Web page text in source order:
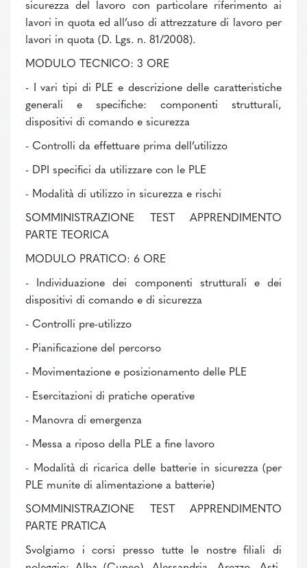
sicurezza del lavoro con particolare riferimento ai
lavori in quota ed all’uso di attrezzature di lavoro per
lavori in quota (D. Lgs. n. 81/2008).
MODULO TECNICO: 3 ORE
- I vari tipi di PLE e descrizione delle caratteristiche
generali e specifiche: componenti strutturali,
dispositivi di comando e sicurezza
- Controlli da effettuare prima dell’utilizzo
- DPI specifici da utilizzare con le PLE
- Modalità di utilizzo in sicurezza e rischi
SOMMINISTRAZIONE TEST APPRENDIMENTO
PARTE TEORICA
MODULO PRATICO: 6 ORE
- Individuazione dei componenti strutturali e dei
dispositivi di comando e di sicurezza
- Controlli pre-utilizzo
- Pianificazione del percorso
- Movimentazione e posizionamento delle PLE
- Esercitazioni di pratiche operative
- Manovra di emergenza
- Messa a riposo della PLE a fine lavoro
- Modalità di ricarica delle batterie in sicurezza (per
PLE munite di alimentazione a batterie)
SOMMINISTRAZIONE TEST APPRENDIMENTO
PARTE PRATICA
Svolgiamo i corsi presso tutte le nostre filiali di